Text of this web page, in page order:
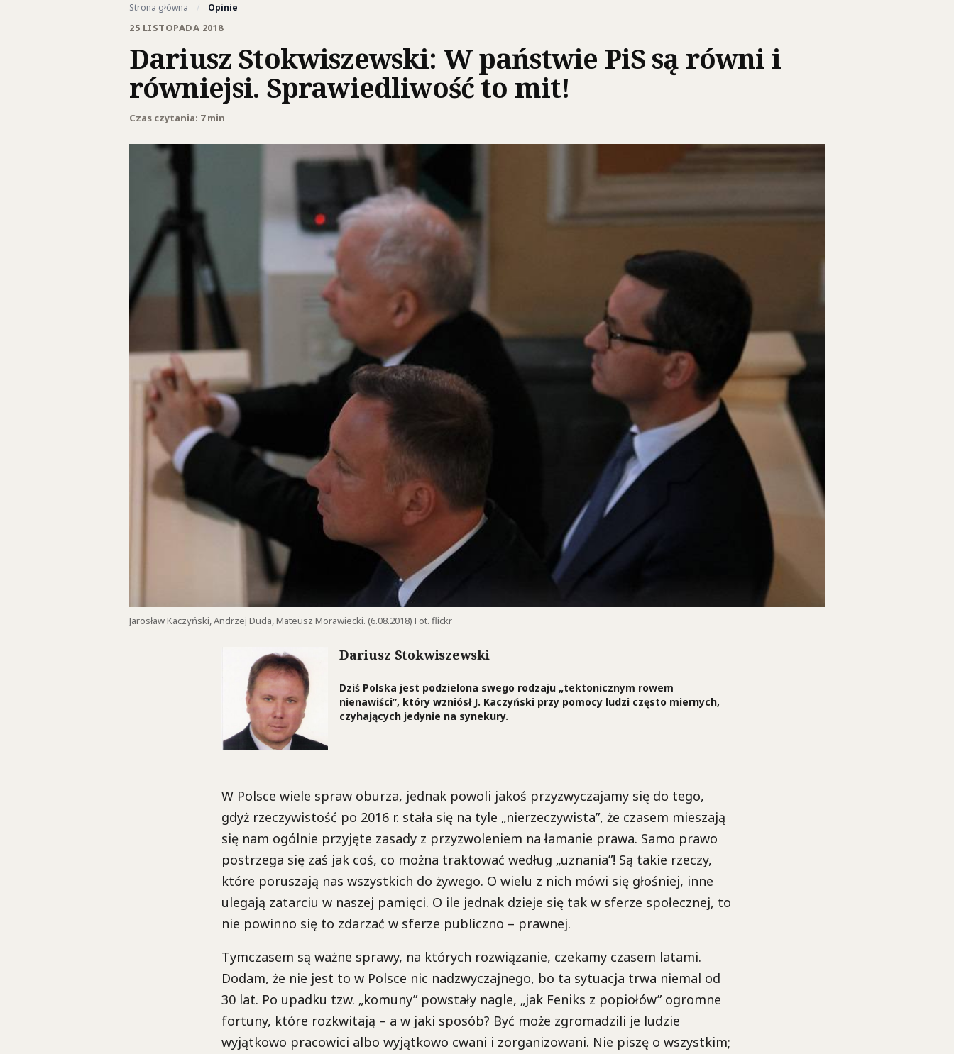
Strona główna / Opinie
25 LISTOPADA 2018
Dariusz Stokwiszewski: W państwie PiS są równi i
równiejsi. Sprawiedliwość to mit!
Czas czytania: 7 min
Jarosław Kaczyński, Andrzej Duda, Mateusz Morawiecki. (6.08.2018) Fot. flickr
Dariusz Stokwiszewski
Dziś Polska jest podzielona swego rodzaju „tektonicznym rowem
nienawiści”, który wzniósł J. Kaczyński przy pomocy ludzi często miernych,
czyhających jedynie na synekury.
W Polsce wiele spraw oburza, jednak powoli jakoś przyzwyczajamy się do tego,
gdyż rzeczywistość po 2016 r. stała się na tyle „nierzeczywista”, że czasem mieszają
się nam ogólnie przyjęte zasady z przyzwoleniem na łamanie prawa. Samo prawo
postrzega się zaś jak coś, co można traktować według „uznania”! Są takie rzeczy,
które poruszają nas wszystkich do żywego. O wielu z nich mówi się głośniej, inne
ulegają zatarciu w naszej pamięci. O ile jednak dzieje się tak w sferze społecznej, to
nie powinno się to zdarzać w sferze publiczno – prawnej.
Tymczasem są ważne sprawy, na których rozwiązanie, czekamy czasem latami.
Dodam, że nie jest to w Polsce nic nadzwyczajnego, bo ta sytuacja trwa niemal od
30 lat. Po upadku tzw. „komuny” powstały nagle, „jak Feniks z popiołów” ogromne
fortuny, które rozkwitają – a w jaki sposób? Być może zgromadzili je ludzie
wyjątkowo pracowici albo wyjątkowo cwani i zorganizowani. Nie piszę o wszystkim;